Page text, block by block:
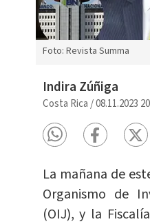
Foto: Revista Summa
Indira Zúñiga
Costa Rica /08.11.2023
La mañana de
Organismo de
(OIJ), y la